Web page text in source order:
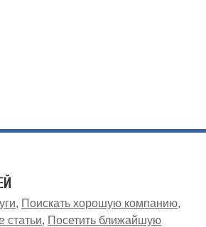
Поискать хорошую компанию
статьи
Посетить ближайшую